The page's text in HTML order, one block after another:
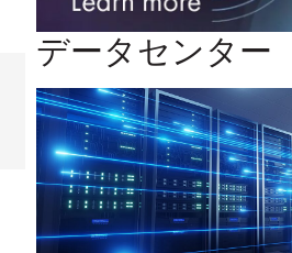
データセンター